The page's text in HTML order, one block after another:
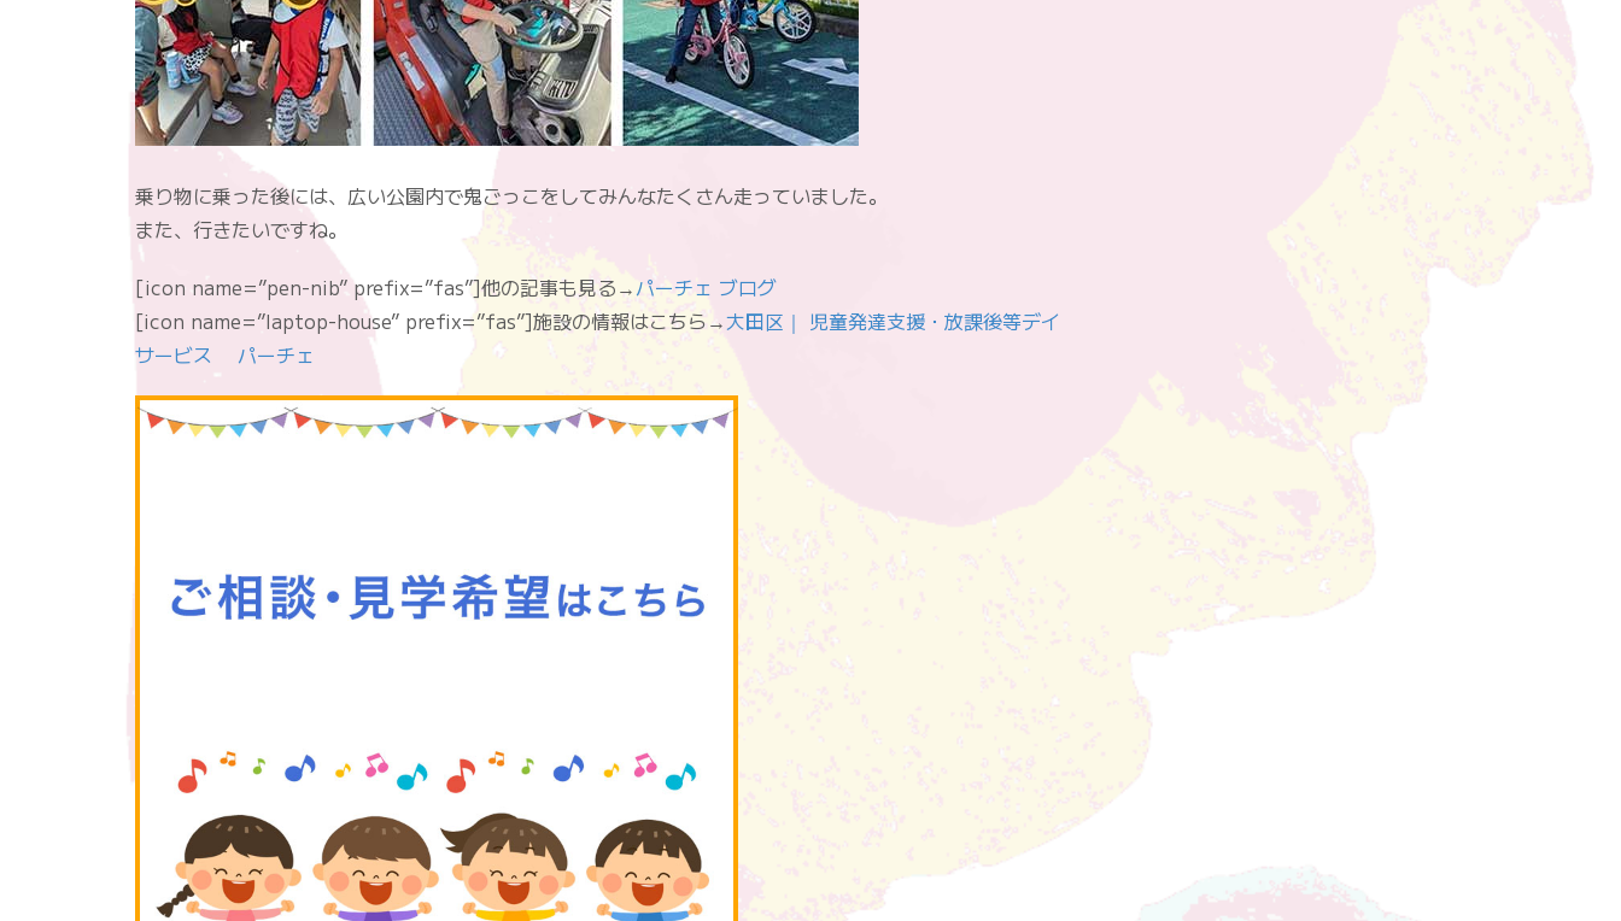
乗り物に乗った後には、広い公園内で鬼ごっこをしてみんなたくさん走っていました。
また、行きたいですね。
[icon name=”pen-nib” prefix=”fas”]他の記事も見る→パーチェ ブログ
[icon name=”laptop-house” prefix=”fas”]施設の情報はこちら→大田区｜ 児童発達支援・放課後等デイ
サービス パーチェ